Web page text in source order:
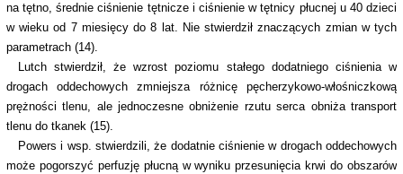
na tętno, średnie ciśnienie tętnicze i ciśnienie w tętnicy płucnej u 40 dzieci
w wieku od 7 miesięcy do 8 lat. Nie stwierdził znaczących zmian w tych
parametrach (14).
Lutch stwierdził, że wzrost poziomu stałego dodatniego ciśnienia w
drogach oddechowych zmniejsza różnicę pęcherzykowo-włośniczkową
prężności tlenu, ale jednoczesne obniżenie rzutu serca obniża transport
tlenu do tkanek (15).
Powers i wsp. stwierdzili, że dodatnie ciśnienie w drogach oddechowych
może pogorszyć perfuzję płucną w wyniku przesunięcia krwi do obszarów